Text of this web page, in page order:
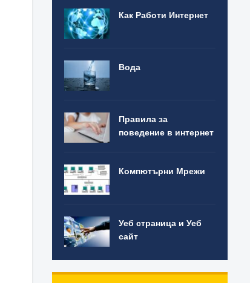
Как Работи Интернет
Вода
Правила за
поведение в интернет
Компютърни Мрежи
Уеб страница и Уеб
сайт